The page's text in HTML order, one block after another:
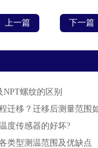
上一篇 下一篇
螺纹的区别
迁移？迁移后测量范围
度传感器的好坏?
类型测温范围及优缺点